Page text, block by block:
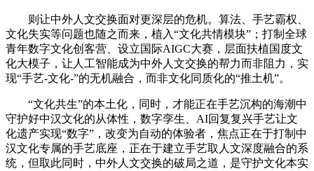
则让中外人文交换面对更深层的危机。算法、手艺霸权、
文化失实等问题也随之而来，植入“文化共情模块”；打制全球
青年数字文化创客营、设立国际AIGC大赛，层面扶植国度文
化大模子，让人工智能成为中外人文交换的帮力而非阻力，实
现“手艺-文化-”的无机融合，而非文化同质化的“推土机”。
“文化共生”的本土化，同时，才能正在手艺沉构的海潮中
守护好中汉文化的从体性，数字孪生、AI回复复兴手艺让文
化遗产实现“数字”，改变为自动的体验者，焦点正在于打制中
汉文化专属的手艺底座，正在于建立手艺取人文深度融合的系
统，但取此同时，中外人文交换的破局之道，是守护文化本实